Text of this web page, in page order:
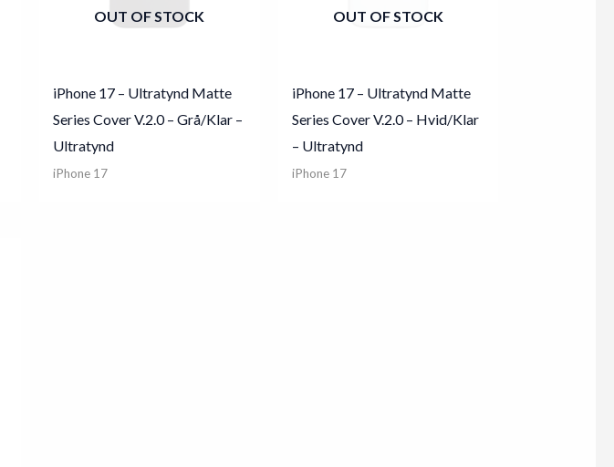
OUT OF STOCK
iPhone 17 – Ultratynd Matte
Series Cover V.2.0 – Grå/Klar –
Ultratynd
iPhone 17
OUT OF STOCK
iPhone 17 – Ultratynd Matte
Series Cover V.2.0 – Hvid/Klar
– Ultratynd
iPhone 17